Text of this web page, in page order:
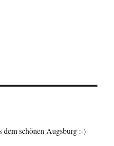
dem schönen Augsburg :-)